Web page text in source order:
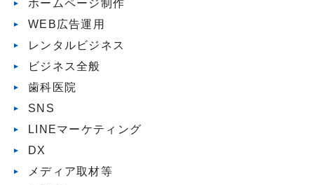
ホームページ制作
WEB広告運用
レンタルビジネス
ビジネス全般
歯科医院
SNS
LINEマーケティング
DX
メディア取材等